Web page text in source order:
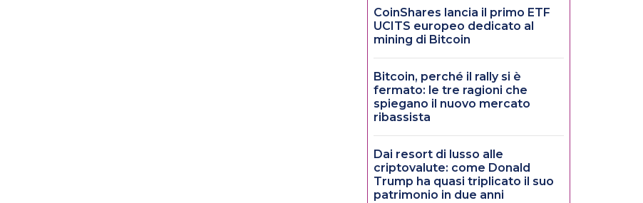
CoinShares lancia il primo ETF
UCITS europeo dedicato al
mining di Bitcoin
Bitcoin, perché il rally si è
fermato: le tre ragioni che
spiegano il nuovo mercato
ribassista
Dai resort di lusso alle
criptovalute: come Donald
Trump ha quasi triplicato il suo
patrimonio in due anni